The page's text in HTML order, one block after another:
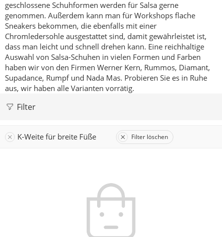
geschlossene Schuhformen werden für Salsa gerne
genommen. Außerdem kann man für Workshops flache
Sneakers bekommen, die ebenfalls mit einer
Chromledersohle ausgestattet sind, damit gewährleistet ist,
dass man leicht und schnell drehen kann. Eine reichhaltige
Auswahl von Salsa-Schuhen in vielen Formen und Farben
haben wir von den Firmen Werner Kern, Rummos, Diamant,
Supadance, Rumpf und Nada Mas. Probieren Sie es in Ruhe
aus, wir haben alle Varianten vorrätig.
Filter
K-Weite für breite Füße Filter löschen